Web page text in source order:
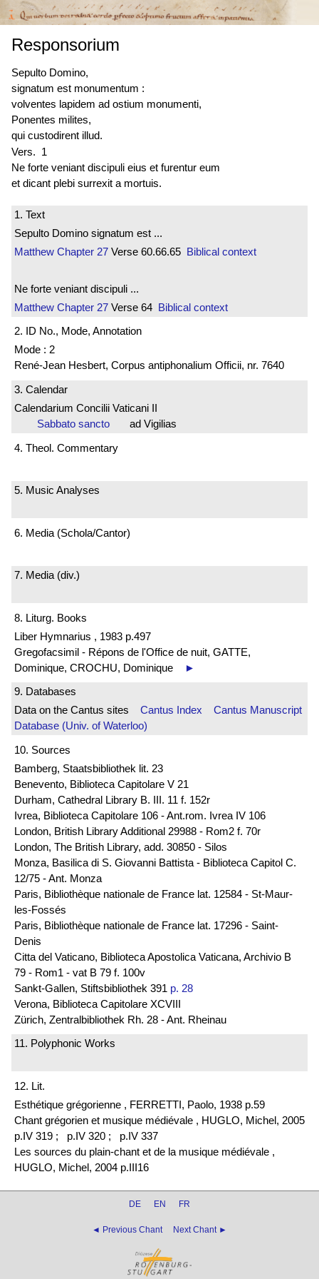
Responsorium
Sepulto Domino,
signatum est monumentum :
volventes lapidem ad ostium monumenti,
Ponentes milites,
qui custodirent illud.
Vers. 1
Ne forte veniant discipuli eius et furentur eum
et dicant plebi surrexit a mortuis.
1. Text
Sepulto Domino signatum est ...
Matthew Chapter 27 Verse 60.66.65 Biblical context
Ne forte veniant discipuli ...
Matthew Chapter 27 Verse 64 Biblical context
2. ID No., Mode, Annotation
Mode : 2
René-Jean Hesbert, Corpus antiphonalium Officii, nr. 7640
3. Calendar
Calendarium Concilii Vaticani II
Sabbato sancto
ad Vigilias
4. Theol. Commentary
5. Music Analyses
6. Media (Schola/Cantor)
7. Media (div.)
8. Liturg. Books
Liber Hymnarius , 1983 p.497
Gregofacsimil - Répons de l'Office de nuit, GATTE,
Dominique, CROCHU, Dominique
►
9. Databases
Data on the Cantus sites Cantus Index
Cantus Manuscript
Database (Univ. of Waterloo)
10. Sources
Bamberg, Staatsbibliothek lit. 23
Benevento, Biblioteca Capitolare V 21
Durham, Cathedral Library B. III. 11 f. 152r
Ivrea, Biblioteca Capitolare 106 - Ant.rom. Ivrea IV 106
London, British Library Additional 29988 - Rom2 f. 70r
London, The British Library, add. 30850 - Silos
Monza, Basilica di S. Giovanni Battista - Biblioteca Capitol C.
12/75 - Ant. Monza
Paris, Bibliothèque nationale de France lat. 12584 - St-Maur-
les-Fossés
Paris, Bibliothèque nationale de France lat. 17296 - Saint-
Denis
Citta del Vaticano, Biblioteca Apostolica Vaticana, Archivio B
79 - Rom1 - vat B 79 f. 100v
Sankt-Gallen, Stiftsbibliothek 391 p. 28
Verona, Biblioteca Capitolare XCVIII
Zürich, Zentralbibliothek Rh. 28 - Ant. Rheinau
11. Polyphonic Works
12. Lit.
Esthétique grégorienne , FERRETTI, Paolo, 1938 p.59
Chant grégorien et musique médiévale , HUGLO, Michel, 2005
p.IV 319 ;
p.IV 320 ;
p.IV 337
Les sources du plain-chant et de la musique médiévale ,
HUGLO, Michel, 2004 p.III16
DE EN FR
◄ Previous Chant Next Chant ►